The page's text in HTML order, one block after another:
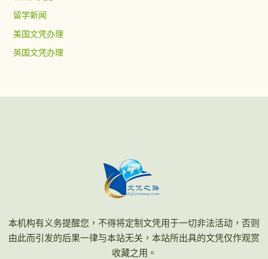
留学新闻
美国文凭办理
英国文凭办理
本机构有义务提醒您，不得将定制文凭用于一切非法活动，否则
由此而引发的后果一律与本站无关，本站所出具的文凭仅作观赏
收藏之用。